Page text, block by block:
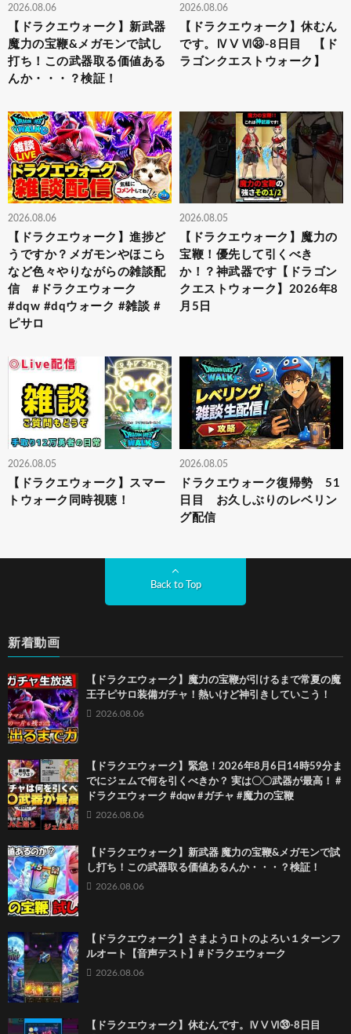
2026.08.06
【ドラクエウォーク】新武器
魔力の宝鞭&メガモンで試し
打ち！この武器取る価値ある
んか・・・？検証！
2026.08.06
【ドラクエウォーク】休むん
です。ⅣⅤⅥ㉝-8日目 【ド
ラゴンクエストウォーク】
2026.08.06
【ドラクエウォーク】進捗ど
うですか？メガモンやほこら
など色々やりながらの雑談配
信 #ドラクエウォーク
#dqw #dqウォーク #雑談 #
ピサロ
2026.08.05
【ドラクエウォーク】魔力の
宝鞭！優先して引くべき
か！？神武器です【ドラゴン
クエストウォーク】2026年8
月5日
2026.08.05
【ドラクエウォーク】スマー
トウォーク同時視聴！
2026.08.05
ドラクエウォーク復帰勢 51
日目 お久しぶりのレベリン
グ配信
Back to Top
新着動画
【ドラクエウォーク】魔力の宝鞭が引けるまで常夏の魔
王子ピサロ装備ガチャ！熱いけど神引きしていこう！
2026.08.06
【ドラクエウォーク】緊急！2026年8月6日14時59分ま
でにジェムで何を引くべきか？ 実は〇〇武器が最高！ #
ドラクエウォーク #dqw #ガチャ #魔力の宝鞭
2026.08.06
【ドラクエウォーク】新武器 魔力の宝鞭&メガモンで試
し打ち！この武器取る価値あるんか・・・？検証！
2026.08.06
【ドラクエウォーク】さまようロトのよろい１ターンフ
ルオート【音声テスト】#ドラクエウォーク
2026.08.06
【ドラクエウォーク】休むんです。ⅣⅤⅥ㉝-8日目